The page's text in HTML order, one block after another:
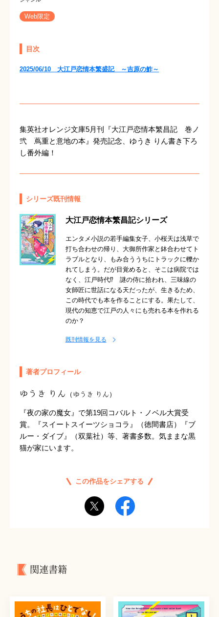
Web限定
目次
2025/06/10 大江戸恋情本繁盛記 ～吉原の鮓～
集英社オレンジ文庫5月刊『大江戸恋情本繁昌記 巻ノ
弐 蔦重と意地の本』発売記念、ゆうき りん書き下ろ
し番外編！
シリーズ既刊情報
大江戸恋情本繁昌記シリーズ
エンタメ小説の若手編集女子、小桜天は浅草で
打ち合わせの帰り、大御所作家と鉢合わせてト
ラブルとなり、もみ合ううちにトラックに轢か
れてしまう。だが目覚めると、そこは病院では
なく、江戸時代⁉ 謎の侍に拾われ、三味線の
女師匠に世話になる天だったが、生きるため、
この時代でも本を作ることにする。果たして、
現代の知恵で江戸の人々にも売れる本を作れる
のか？
既刊情報を見る
著者プロフィール
ゆうき りん （ゆうき りん）
『夜の家の魔女』で第19回コバルト・ノベル大賞受
賞。『スイートスイーツショコラ』（徳間書店）『ブ
ルー・ダイブ』（双葉社）等、著書多数。気ままな黒
猫が家にいます。
この作品をシェアする
関連書籍